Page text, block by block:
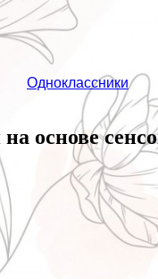
Одноклассники
основе